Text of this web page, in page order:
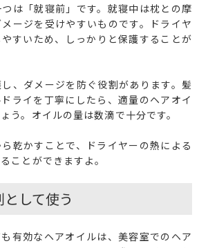
は「就寝前」です。就寝中は枕との摩
ージを受けやすいものです。ドライヤ
すいため、しっかりと保護することが
、ダメージを防ぐ役割があります。髪
ライを丁寧にしたら、適量のヘアオイ
う。オイルの量は数滴で十分です。
乾かすことで、ドライヤーの熱による
ことができますよ。
して使う
有効なヘアオイルは、美容室でのヘア